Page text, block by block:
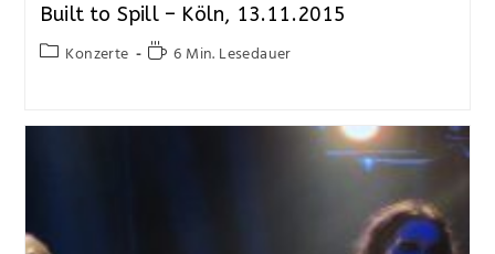
Built to Spill – Köln, 13.11.2015
Konzerte 6 Min. Lesedauer